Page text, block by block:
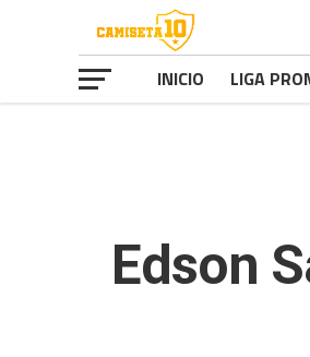
INICIO LIGA
Edson